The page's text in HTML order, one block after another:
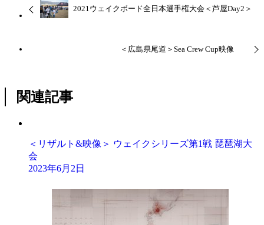
2021ウェイクボード全日本選手権大会＜芦屋Day2＞
＜広島県尾道＞Sea Crew Cup映像
関連記事
＜リザルト&映像＞ ウェイクシリーズ第1戦 琵琶湖大
会
2023年6月2日